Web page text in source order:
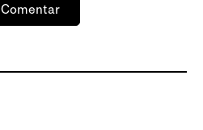
Comentar